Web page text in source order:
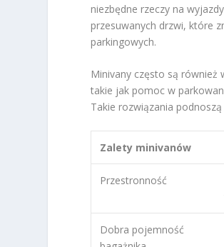
niezbędne rzeczy na
przesuwanych drzwi, które
parkingowych.
Minivany często są również
takie jak pomoc w
Takie rozwiązania
Zalety minivanów
Przestronność
Dobra pojemność